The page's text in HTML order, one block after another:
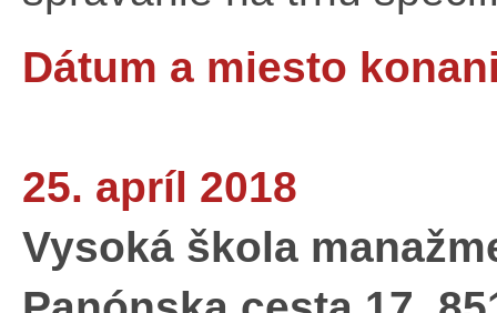
Dátum a miesto
25. apríl 2018
Vysoká škola